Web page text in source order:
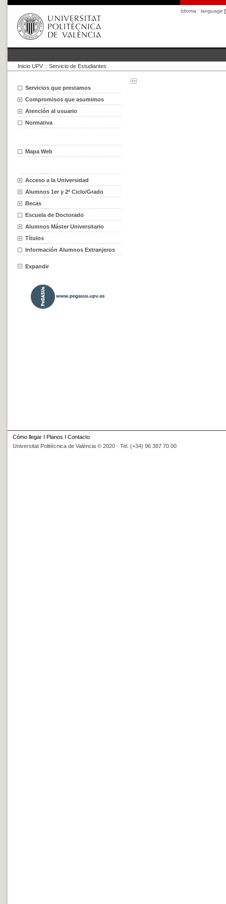
Idioma · language
Inicio UPV :: Servicio de Estudiantes
Servicios que prestamos
Compromisos que asumimos
Atención al usuario
Normativa
Mapa Web
Acceso a la Universidad
Alumnos 1er y 2º Ciclo/Grado
Becas
Escuela de Doctorado
Alumnos Máster Universitario
Títulos
Información Alumnos Extranjeros
Expandir
Cómo llegar I Planos I Contacto
Universitat Politècnica de València © 2020 · Tel. (+34) 96 387 70 00